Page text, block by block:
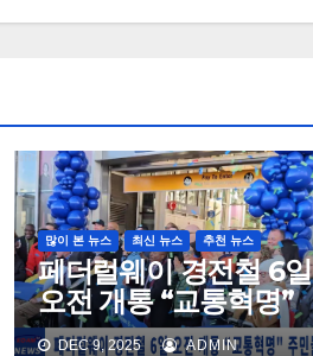
많이 본 뉴스 최신 뉴스 추천 뉴스
페더럴웨이 경전철 6일
오전 개통 “교통혁명”
주민들 환호
DEC 9, 2025 ADMIN